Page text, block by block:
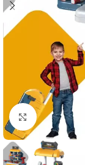
Click to